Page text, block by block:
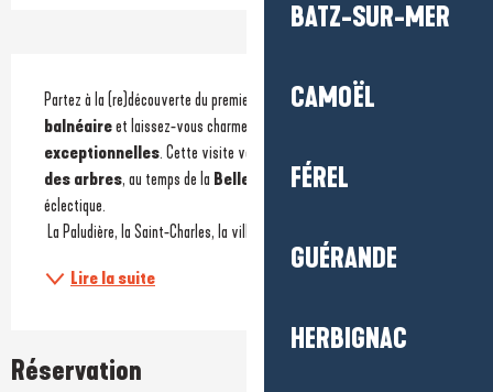
BATZ-SUR-MER
CAMOËL
FÉREL
GUÉRANDE
HERBIGNAC
Description
Partez à la (re)découverte du premier quartier de la station
balnéaire et laissez-vous charmer par ses
exceptionnelles. Cette visite vous guide au travers du
des arbres, au temps de la Belle Époque et de son architecture
éclectique.
La Paludière, la Saint-Charles, la villa Symbole...
Lire la suite
Réservation